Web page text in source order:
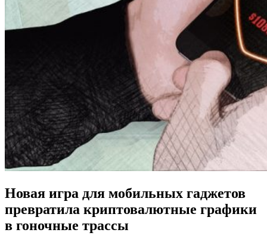
Новая игра для мобильных гаджетов
превратила криптовалютные графики
в гоночные трассы